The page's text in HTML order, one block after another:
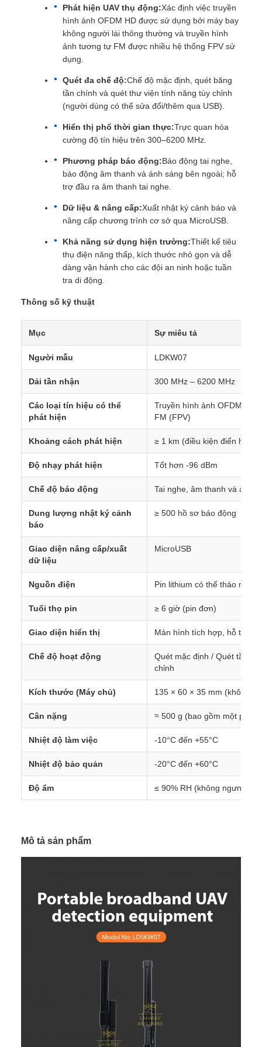
Phát hiện UAV thụ động:Xác định việc truyền
hình ảnh OFDM HD được sử dụng bởi máy bay
không người lái thông thường và truyền hình
ảnh tương tự FM được nhiều hệ thống FPV sử
dụng.
Quét đa chế độ:Chế độ mặc định, quét băng
tần chính và quét thư viện tính năng tùy chỉnh
(người dùng có thể sửa đổi/thêm qua USB).
Hiển thị phổ thời gian thực:Trực quan hóa
cường độ tín hiệu trên 300–6200 MHz.
Phương pháp báo động:Báo động tai nghe,
báo động âm thanh và ánh sáng bên ngoài; hỗ
trợ đầu ra âm thanh tai nghe.
Dữ liệu & nâng cấp:Xuất nhật ký cảnh báo và
nâng cấp chương trình cơ sở qua MicroUSB.
Khả năng sử dụng hiện trường:Thiết kế tiêu
thụ điện năng thấp, kích thước nhỏ gọn và dễ
dàng vận hành cho các đội an ninh hoặc tuần
tra di động.
Thông số kỹ thuật
Mục Sự miêu tả
Người mẫu LDKW07
Dải tần nhận 300 MHz – 6200 MHz
Các loại tín hiệu có thể
phát hiện
Truyền hình ảnh OFDM HD
FM (FPV)
Khoảng cách phát hiện ≥ 1 km (điều kiện điển hình)
Độ nhạy phát hiện Tốt hơn -96 dBm
Chế độ báo động Tai nghe, âm thanh và ánh
Dung lượng nhật ký cảnh
báo
≥ 500 hồ sơ báo động
Giao diện nâng cấp/xuất
dữ liệu
MicroUSB
Nguồn điện Pin lithium có thể tháo rời
Tuổi thọ pin ≥ 6 giờ (pin đơn)
Giao diện hiển thị Màn hình tích hợp, hỗ trợ
Chế độ hoạt động
Quét mặc định / Quét tần
chỉnh
Kích thước (Máy chủ) 135 × 60 × 35 mm (không
Cân nặng ≈ 500 g (bao gồm một pin)
Nhiệt độ làm việc -10°C đến +55°C
Nhiệt độ bảo quản -20°C đến +60°C
Độ ẩm ≤ 90% RH (không ngưng tụ)
Mô tả sản phẩm